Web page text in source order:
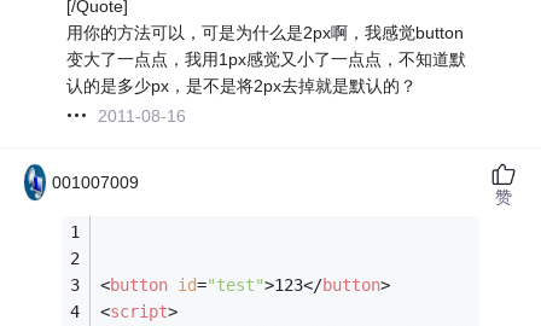
[/Quote]
用你的方法可以，可是为什么是2px啊，我感觉button
变大了一点点，我用1px感觉又小了一点点，不知道默
认的是多少px，是不是将2px去掉就是默认的？
2011-08-16
001007009
<button id="test">123</button>
<script>
赞